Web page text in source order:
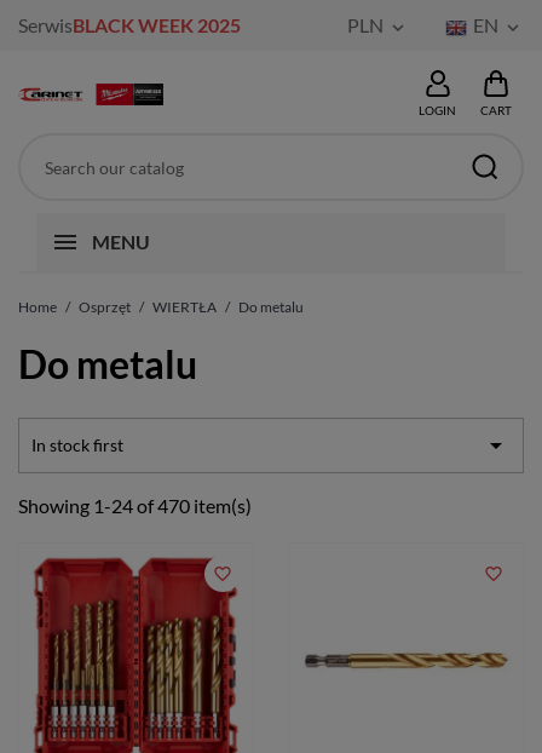
SerwisBLACK WEEK 2025 PLN  EN 
LOGIN CART
MENU
Home Osprzęt WIERTŁA Do metalu
Do metalu
In stock first 
Showing 1-24 of 470 item(s)
favorite_border favorite_border